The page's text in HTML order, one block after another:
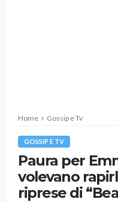
Home Gossip e Tv
GOSSIP E TV
Paura per
volevano
riprese di